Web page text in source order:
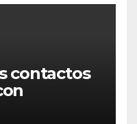
contactos
socio